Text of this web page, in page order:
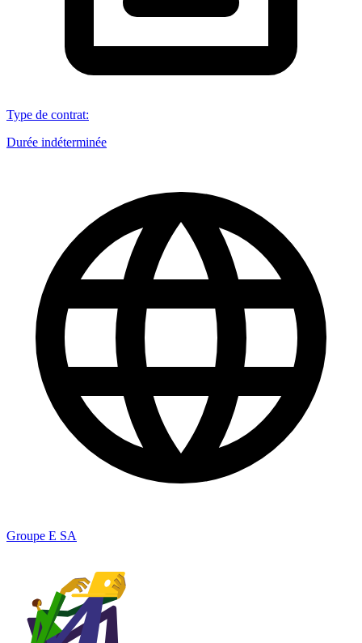
Type de contrat:
Durée indéterminée
Groupe E SA